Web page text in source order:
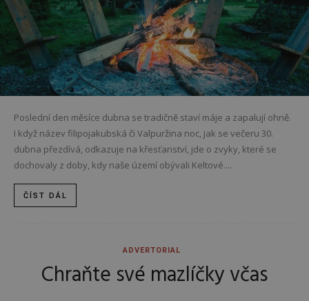
Poslední den měsíce dubna se tradičně staví máje a zapalují ohně.
I když název filipojakubská či Valpuržina noc, jak se večeru 30.
dubna přezdívá, odkazuje na křesťanství, jde o zvyky, které se
dochovaly z doby, kdy naše území obývali Keltové....
ČÍST DÁL
ADVERTORIAL
Chraňte své mazlíčky včas